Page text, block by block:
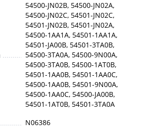
54500-JN02B, 54500-JN02A,
54500-JN02C, 54501-JN02C,
54501-JN02B, 54501-JN02A,
54500-1AA1A, 54501-1AA1A,
54501-JA00B, 54501-3TA0B,
54500-3TA0A, 54500-9N00A,
54500-3TA0B, 54500-1AT0B,
54501-1AA0B, 54501-1AA0C,
54500-1AA0B, 54501-9N00A,
54500-1AA0C, 54500-JA00B,
54501-1AT0B, 54501-3TA0A
N06386